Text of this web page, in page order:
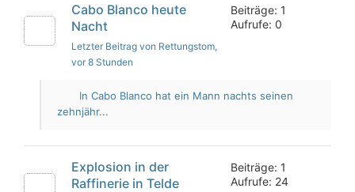
Cabo Blanco heute
Nacht
Letzter Beitrag von Rettungstom,
vor 8 Stunden
Beiträge: 1
Aufrufe: 0
In Cabo Blanco hat ein Mann nachts seinen
zehnjähr...
Explosion in der
Raffinerie in Telde
Beiträge: 1
Aufrufe: 24